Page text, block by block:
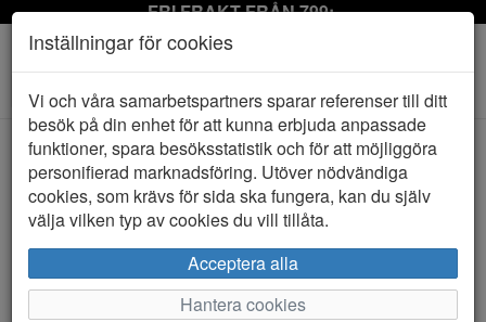
FRI FRAKT FRÅN 799:-
Toggle
navigation
Logga in
E-postadress *
Inställningar för cookies
Vi och våra samarbetspartners sparar referenser till ditt
besök på din enhet för att kunna erbjuda anpassade
funktioner, spara besöksstatistik och för att möjliggöra
personifierad marknadsföring. Utöver nödvändiga
cookies, som krävs för sida ska fungera, kan du själv
välja vilken typ av cookies du vill tillåta.
Acceptera alla
Hantera cookies